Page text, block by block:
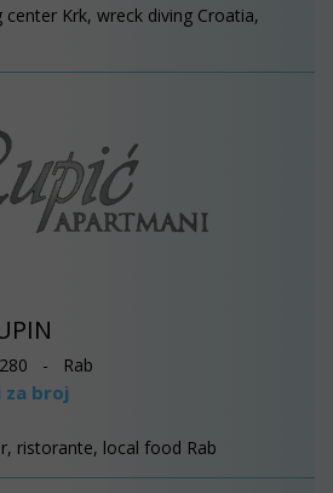
center Krk, wreck diving Croatia,
- Rab
za broj
ristorante, local food Rab